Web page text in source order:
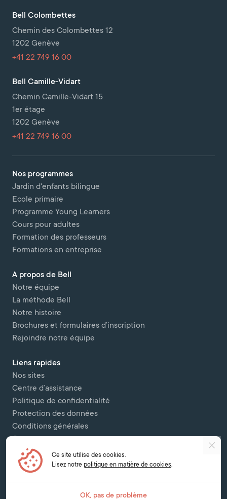
Nos programmes
Jardin d'enfants bilingue
Ecole primaire
Programme Young Learners
Cours pour adultes
Formation des professeurs
Formations en entreprise
A propos de Bell
Notre équipe
La méthode Bell
Notre histoire
Brochures et formulaires d’inscription
Rejoindre notre équipe
Liens rapides
Nos sites
Centre d’assistance
Politique de confidentialité
Protection des données
Conditions générales
Contactez-nous
Bell Colombettes
Chemin des Colombettes 12
1202 Genève
+41 22 749 16 00
Bell Camille-Vidart
Chemin Camille-Vidart 15
1er étage
1202 Genève
+41 22 749 16 00
Copyright © 2026 Bell Colombettes (t/a Bell Switzerland) - - 12 Chemin
des Colombettes, 1202, Geneva -
Ce site utilise des cookies.
Lisez notre politique en matière de cookies.
OK, pas de problème